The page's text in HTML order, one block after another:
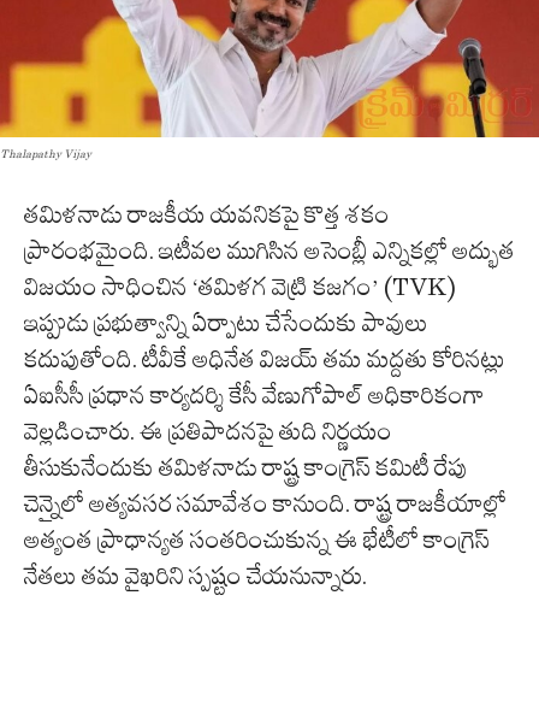
Thalapathy Vijay
తమిళనాడు రాజకీయ యవనికపై కొత్త శకం
ప్రారంభమైంది. ఇటీవల ముగిసిన అసెంబ్లీ ఎన్నికల్లో అద్భుత
విజయం సాధించిన ‘తమిళగ వెట్రి కజగం’ (TVK)
ఇప్పుడు ప్రభుత్వాన్ని ఏర్పాటు చేసేందుకు పావులు
కదుపుతోంది. టీవీకే అధినేత విజయ్ తమ మద్దతు కోరినట్లు
ఏఐసీసీ ప్రధాన కార్యదర్శి కేసీ వేణుగోపాల్ అధికారికంగా
వెల్లడించారు. ఈ ప్రతిపాదనపై తుది నిర్ణయం
తీసుకునేందుకు తమిళనాడు రాష్ట్ర కాంగ్రెస్ కమిటీ రేపు
చెన్నైలో అత్యవసర సమావేశం కానుంది. రాష్ట్ర రాజకీయాల్లో
అత్యంత ప్రాధాన్యత సంతరించుకున్న ఈ భేటీలో కాంగ్రెస్
నేతలు తమ వైఖరిని స్పష్టం చేయనున్నారు.